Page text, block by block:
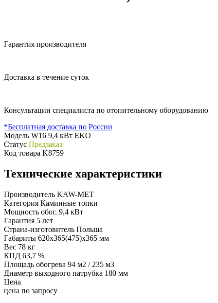
Гарантия производителя
Доставка в течение суток
Консультации специалиста по отопительному оборудованию
*Бесплатная доставка по России
Модель W16 9,4 кВт EKO
Статус Предзаказ
Код товара K8759
Технические характеристики
Производитель KAW-MET
Категория Каминные топки
Мощность обог. 9,4 кВт
Гарантия 5 лет
Страна-изготовитель Польша
Габариты 620х365(475)х365 мм
Вес 78 кг
КПД 63,7 %
Площадь обогрева 94 м2 / 235 м3
Диаметр выходного патрубка 180 мм
Цена
цена по запросу